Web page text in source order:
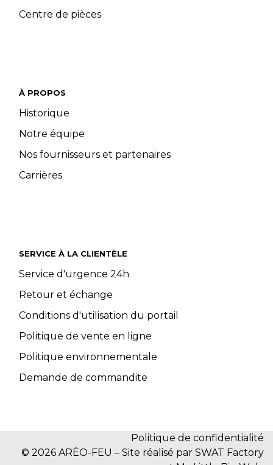
Centre de pièces
À PROPOS
Historique
Notre équipe
Nos fournisseurs et partenaires
Carrières
SERVICE À LA CLIENTÈLE
Service d'urgence 24h
Retour et échange
Conditions d'utilisation du portail
Politique de vente en ligne
Politique environnementale
Demande de commandite
Politique de confidentialité
© 2026 ARÉO-FEU – Site réalisé par SWAT Factory